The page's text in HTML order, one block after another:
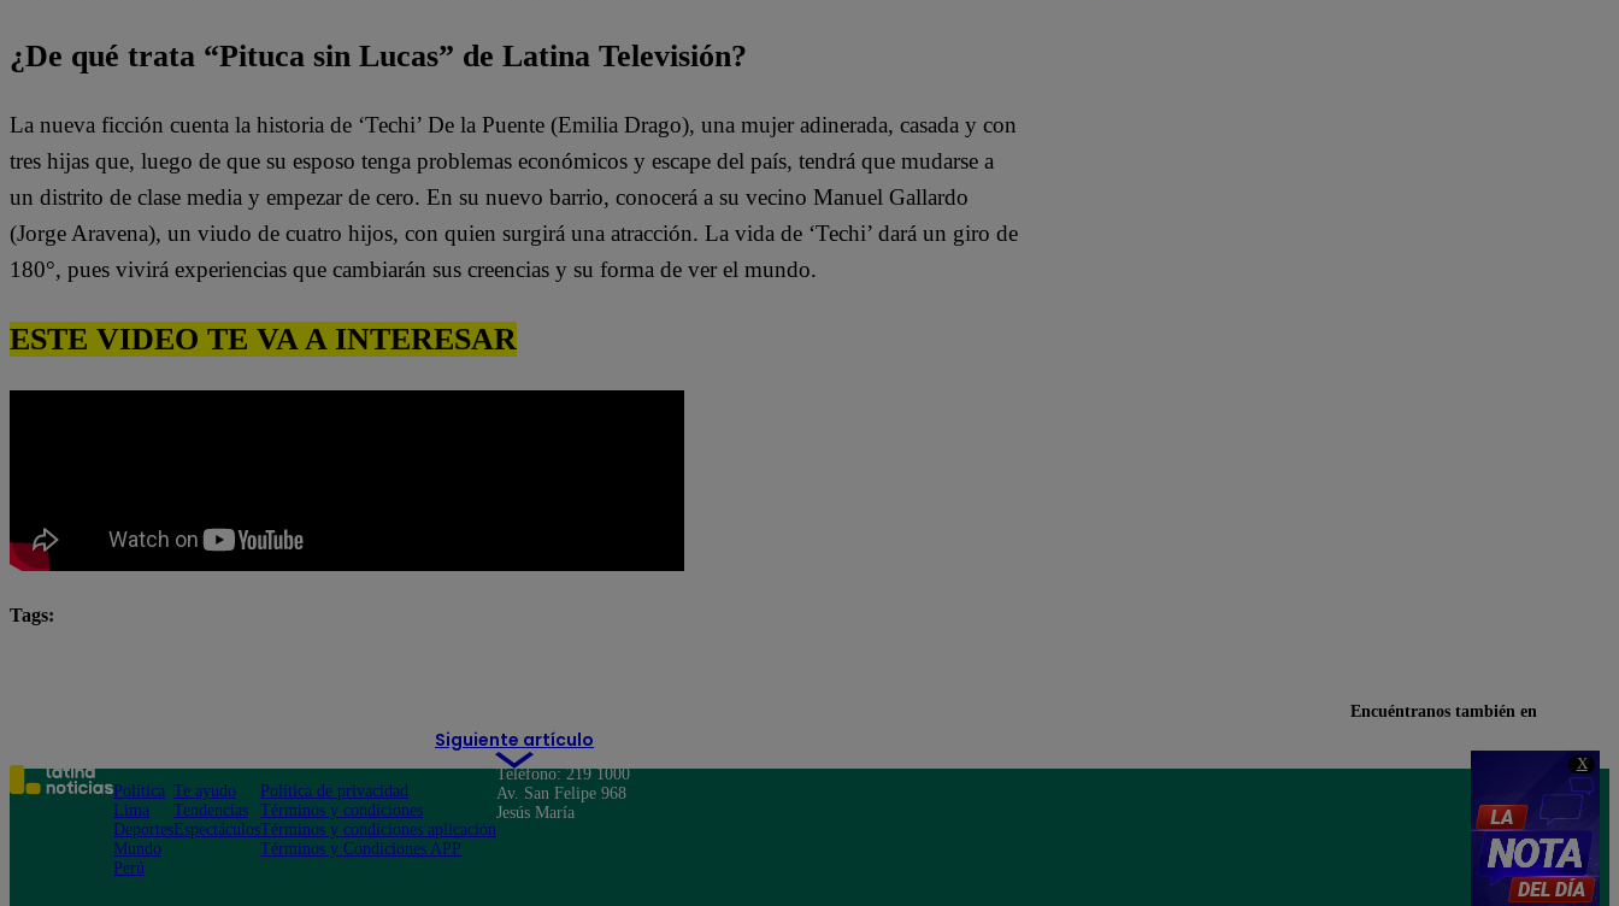
X
¿De qué trata “Pituca sin Lucas” de Latina Televisión?
La nueva ficción cuenta la historia de ‘Techi’ De la Puente (Emilia Drago), una mujer adinerada, casada y con
tres hijas que, luego de que su esposo tenga problemas económicos y escape del país, tendrá que mudarse a
un distrito de clase media y empezar de cero. En su nuevo barrio, conocerá a su vecino Manuel Gallardo
(Jorge Aravena), un viudo de cuatro hijos, con quien surgirá una atracción. La vida de ‘Techi’ dará un giro de
180°, pues vivirá experiencias que cambiarán sus creencias y su forma de ver el mundo.
ESTE VIDEO TE VA A INTERESAR
Tags:
Siguiente artículo
Encuéntranos también en
Política
Lima
Deportes
Mundo
Perú
Te ayudo
Tendencias
Espectáculos
Política de privacidad
Términos y condiciones
Términos y condiciones aplicación
Términos y Condiciones APP
Teléfono: 219 1000
Av. San Felipe 968
Jesús María